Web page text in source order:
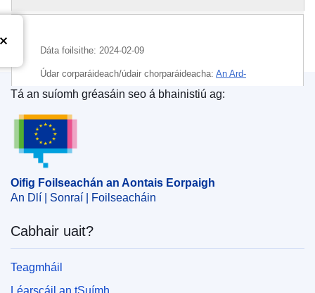
Dáta foilsithe: 2024-02-09
Údar corparáideach/údair chorparáideacha: An Ard-
Stiúrthóireacht um an Trádáil agus Slándáil Eacnamaíoch
Ábhar:
chuóta,
CELEX : 52024XC01460
IMMC : C(2024)839/3237329
Oifig Foilseachán an Aontais Eorpaigh
Tá an suíomh gréasáin seo á bhainistiú ag:
Oifig Foilseachán an Aontais Eorpaigh
An Dlí | Sonraí | Foilseacháin
Cabhair uait?
Teagmháil